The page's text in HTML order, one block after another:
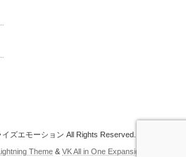
ズエモーション All Rights Reserved.
Lightning Theme & VK All in One Expansion Unit